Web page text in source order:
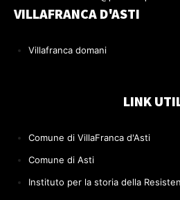
VILLAFRANCA D'ASTI
Villafranca domani
LINK
Comune di VillaFranca d'Asti
Comune di Asti
Instituto per la storia della